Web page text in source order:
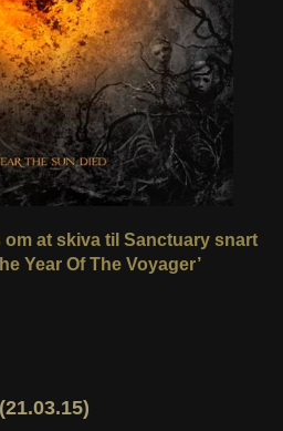
at skiva til Sanctuary snart
Year Of The Voyager’